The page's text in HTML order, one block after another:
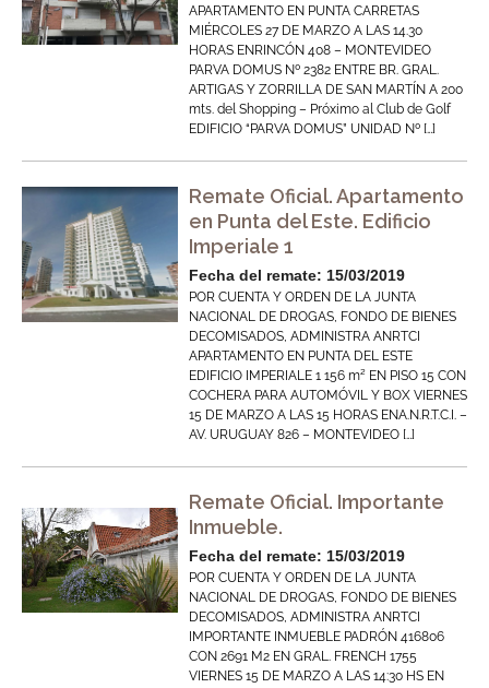
APARTAMENTO EN PUNTA CARRETAS
MIÉRCOLES 27 DE MARZO A LAS 14.30
HORAS ENRINCÓN 408 – MONTEVIDEO
PARVA DOMUS Nº 2382 ENTRE BR. GRAL.
ARTIGAS Y ZORRILLA DE SAN MARTÍN A 200
mts. del Shopping – Próximo al Club de Golf
EDIFICIO “PARVA DOMUS” UNIDAD Nº […]
Remate Oficial. Apartamento
en Punta del Este. Edificio
Imperiale 1
Fecha del remate: 15/03/2019
POR CUENTA Y ORDEN DE LA JUNTA
NACIONAL DE DROGAS, FONDO DE BIENES
DECOMISADOS, ADMINISTRA ANRTCI
APARTAMENTO EN PUNTA DEL ESTE
EDIFICIO IMPERIALE 1 156 m² EN PISO 15 CON
COCHERA PARA AUTOMÓVIL Y BOX VIERNES
15 DE MARZO A LAS 15 HORAS ENA.N.R.T.C.I. –
AV. URUGUAY 826 – MONTEVIDEO […]
Remate Oficial. Importante
Inmueble.
Fecha del remate: 15/03/2019
POR CUENTA Y ORDEN DE LA JUNTA
NACIONAL DE DROGAS, FONDO DE BIENES
DECOMISADOS, ADMINISTRA ANRTCI
IMPORTANTE INMUEBLE PADRÓN 416806
CON 2691 M2 EN GRAL. FRENCH 1755
VIERNES 15 DE MARZO A LAS 14:30 HS EN